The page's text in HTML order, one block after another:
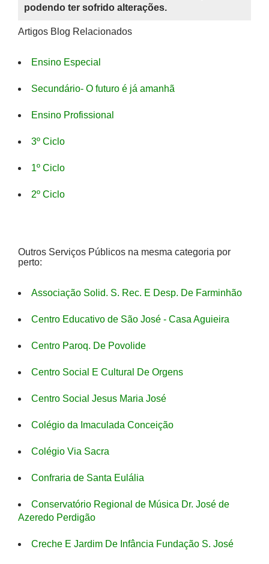
podendo ter sofrido alterações.
Artigos Blog Relacionados
Ensino Especial
Secundário- O futuro é já amanhã
Ensino Profissional
3º Ciclo
1º Ciclo
2º Ciclo
Outros Serviços Públicos na mesma categoria por
perto:
Associação Solid. S. Rec. E Desp. De Farminhão
Centro Educativo de São José - Casa Aguieira
Centro Paroq. De Povolide
Centro Social E Cultural De Orgens
Centro Social Jesus Maria José
Colégio da Imaculada Conceição
Colégio Via Sacra
Confraria de Santa Eulália
Conservatório Regional de Música Dr. José de
Azeredo Perdigão
Creche E Jardim De Infância Fundação S. José